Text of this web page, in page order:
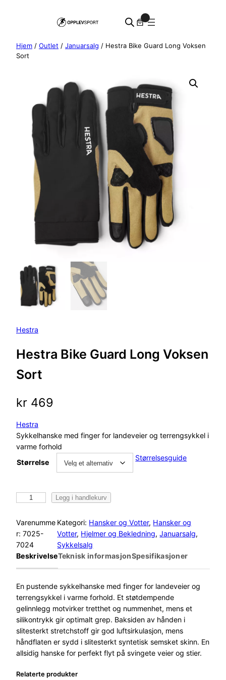
Hjem / Outlet / Januarsalg / Hestra Bike Guard Long Voksen
Sort
Hestra
Hestra Bike Guard Long Voksen
Sort
kr 469
Hestra
Sykkelhanske med finger for landeveier og terrengsykkel i
varme forhold
Størrelsesguide
Størrelse
s
t
r
a
k
e
G
u
a
r
d
o
Legg i handlekurv
Varenumme
r: 7025-
7024
Kategori: Hansker og Votter, Hansker og
Votter, Hjelmer og Bekledning, Januarsalg
Sykkelsalg
BeskrivelseTeknisk informasjonSpesifikasjoner
En pustende sykkelhanske med finger for landeveier og
terrengsykkel i varme forhold. Et støtdempende
gelinnlegg motvirker tretthet og nummenhet, mens et
silikontrykk gir optimalt grep. Baksiden av hånden i
slitesterkt stretchstoff gir god luftsirkulasjon, mens
håndflaten er sydd i slitesterkt syntetisk semsket skinn. En
allsidig hanske for perfekt flyt på svingete veier og stier.
Relaterte produkter